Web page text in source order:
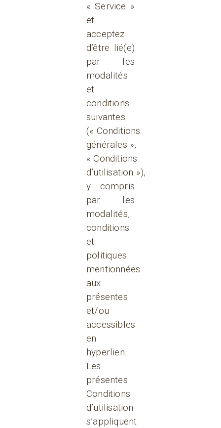
« Service »
et
acceptez
d’être lié(e)
par les
modalités
et
conditions
suivantes
(« Conditions
générales »,
« Conditions
d’utilisation »),
y compris
par les
modalités,
conditions
et
politiques
mentionnées
aux
présentes
et/ou
accessibles
en
hyperlien.
Les
présentes
Conditions
d’utilisation
s’appliquent